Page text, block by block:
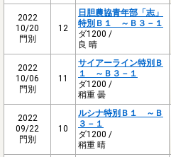
2022
10/20
門別
12
日胆農協青年部「志」
特別Ｂ１ ～Ｂ３－１
ダ1200 /
良 晴
2022
10/06
門別
11
サイアーライン特別Ｂ
１ ～Ｂ３－１
ダ1200 /
稍重 曇
2022
09/22
門別
10
ルシナ特別Ｂ１ ～Ｂ
３－１
ダ1200 /
稍重 晴